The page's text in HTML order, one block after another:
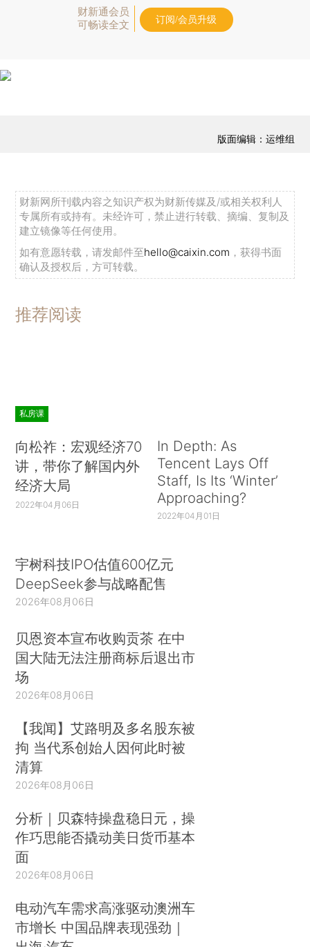
财新通会员
可畅读全文
订阅/会员升级
版面编辑：运维组
财新网所刊载内容之知识产权为财新传媒及/或相关权利人
专属所有或持有。未经许可，禁止进行转载、摘编、复制及
建立镜像等任何使用。
如有意愿转载，请发邮件至hello@caixin.com ，获得书面
确认及授权后，方可转载。
推荐阅读
私房课
向松祚：宏观经济70
讲，带你了解国内外
经济大局
2022年04月06日
In Depth: As
Tencent Lays Off
Staff, Is Its ‘Winter’
Approaching?
2022年04月01日
宇树科技IPO估值600亿元
DeepSeek参与战略配售
2026年08月06日
贝恩资本宣布收购贡茶 在中
国大陆无法注册商标后退出市
场
2026年08月06日
【我闻】艾路明及多名股东被
拘 当代系创始人因何此时被
清算
2026年08月06日
分析｜贝森特操盘稳日元，操
作巧思能否撬动美日货币基本
面
2026年08月06日
电动汽车需求高涨驱动澳洲车
市增长 中国品牌表现强劲｜